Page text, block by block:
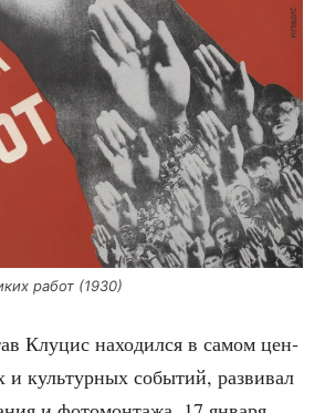
работ (1930)
Клу­цис нахо­дил­ся в самом цен­
и куль­тур­ных собы­тий, раз­ви­вал